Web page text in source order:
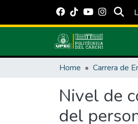
Home Carrera de
Nivel de
del